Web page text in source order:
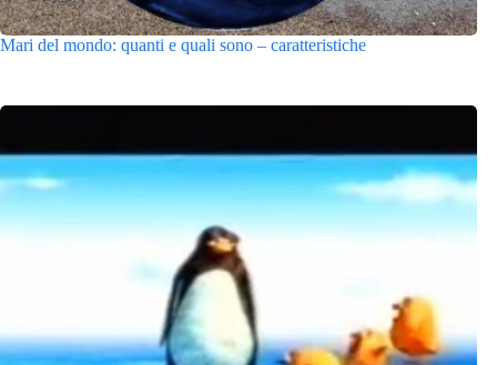
Mari del mondo: quanti e quali sono – caratteristiche